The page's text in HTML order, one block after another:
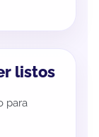
listos
para